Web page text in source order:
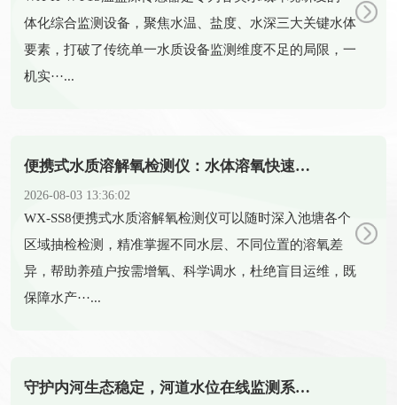
体化综合监测设备，聚焦水温、盐度、水深三大关键水体
要素，打破了传统单一水质设备监测维度不足的局限，一
机实···...
便携式水质溶解氧检测仪：水体溶氧快速检测的便携智能设备
2026-08-03 13:36:02
​WX-SS8便携式水质溶解氧检测仪可以随时深入池塘各个
区域抽检检测，精准掌握不同水层、不同位置的溶氧差
异，帮助养殖户按需增氧、科学调水，杜绝盲目运维，既
保障水产···...
守护内河生态稳定，河道水位在线监测系统科学调控水体水位